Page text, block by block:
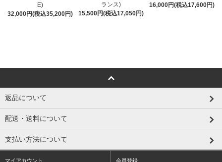
E)
32,000円(税込35,200円)
ランス)
15,500円(税込17,050円)
16,000円(税込17,600円)
返品について
配送・送料について
支払い方法について
マイアカウント 会員登録